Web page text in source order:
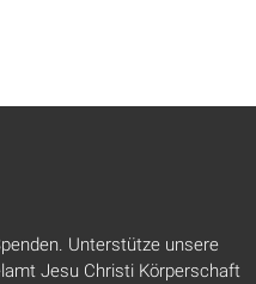
Unterstütze unsere
Jesu Christi Körperschaft